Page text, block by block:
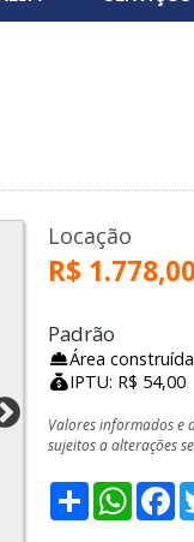
Locação
R$ 1.778,00
Padrão
Área
IPTU: R$ 54,00
Valores informados e
sujeitos a alterações
Share